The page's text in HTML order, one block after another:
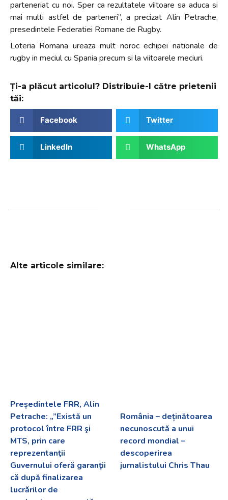
parteneriat cu noi. Sper ca rezultatele viitoare sa aduca si
mai multi astfel de parteneri”, a precizat Alin Petrache,
presedintele Federatiei Romane de Rugby.
Loteria Romana ureaza mult noroc echipei nationale de
rugby in meciul cu Spania precum si la viitoarele meciuri.
Ți-a plăcut articolul? Distribuie-l către prietenii
tăi:
Facebook Twitter
LinkedIn WhatsApp
Alte articole similare:
Președintele FRR, Alin
Petrache: „”Există un
protocol între FRR şi
MTS, prin care
reprezentanţii
Guvernului oferă garanţii
că după finalizarea
lucrărilor de
România – deținătoarea
necunoscută a unui
record mondial –
descoperirea
jurnalistului Chris Thau